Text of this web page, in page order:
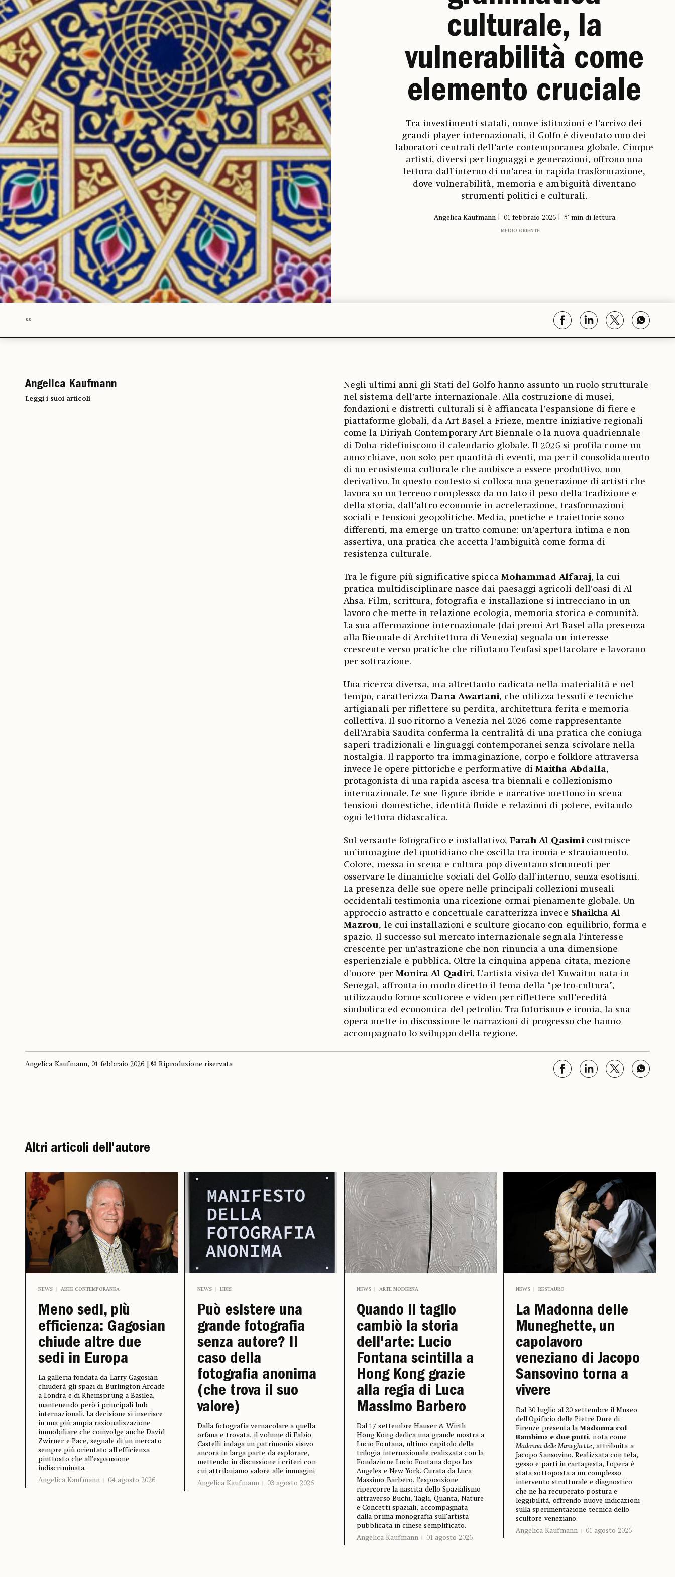
culturale, la
vulnerabilità come
elemento cruciale
Tra investimenti statali, nuove istituzioni e l’arrivo dei
grandi player internazionali, il Golfo è diventato uno dei
laboratori centrali dell’arte contemporanea globale. Cinque
artisti, diversi per linguaggi e generazioni, offrono una
lettura dall’interno di un’area in rapida trasformazione,
dove vulnerabilità, memoria e ambiguità diventano
strumenti politici e culturali.
Angelica Kaufmann 01 febbraio 2026 5' min di lettura
MEDIO ORIENTE
ss
Angelica Kaufmann
Leggi i suoi articoli
Negli ultimi anni gli Stati del Golfo hanno assunto un ruolo strutturale
nel sistema dell’arte internazionale. Alla costruzione di musei,
fondazioni e distretti culturali si è affiancata l’espansione di fiere e
piattaforme globali, da Art Basel a Frieze, mentre iniziative regionali
come la Diriyah Contemporary Art Biennale o la nuova quadriennale
di Doha ridefiniscono il calendario globale. Il 2026 si profila come un
anno chiave, non solo per quantità di eventi, ma per il consolidamento
di un ecosistema culturale che ambisce a essere produttivo, non
derivativo. In questo contesto si colloca una generazione di artisti che
lavora su un terreno complesso: da un lato il peso della tradizione e
della storia, dall’altro economie in accelerazione, trasformazioni
sociali e tensioni geopolitiche. Media, poetiche e traiettorie sono
differenti, ma emerge un tratto comune: un’apertura intima e non
assertiva, una pratica che accetta l’ambiguità come forma di
resistenza culturale.
Tra le figure più significative spicca Mohammad Alfaraj, la cui
pratica multidisciplinare nasce dai paesaggi agricoli dell’oasi di Al
Ahsa. Film, scrittura, fotografia e installazione si intrecciano in un
lavoro che mette in relazione ecologia, memoria storica e comunità.
La sua affermazione internazionale (dai premi Art Basel alla presenza
alla Biennale di Architettura di Venezia) segnala un interesse
crescente verso pratiche che rifiutano l’enfasi spettacolare e lavorano
per sottrazione.
Una ricerca diversa, ma altrettanto radicata nella materialità e nel
tempo, caratterizzaDana Awartani, che utilizza tessuti e tecniche
artigianali per riflettere su perdita, architettura ferita e memoria
collettiva. Il suo ritorno a Venezia nel 2026 come rappresentante
dell’Arabia Saudita conferma la centralità di una pratica che coniuga
saperi tradizionali e linguaggi contemporanei senza scivolare nella
nostalgia. Il rapporto tra immaginazione, corpo e folklore attraversa
invece le opere pittoriche e performative diMaitha Abdalla,
protagonista di una rapida ascesa tra biennali e collezionismo
internazionale. Le sue figure ibride e narrative mettono in scena
tensioni domestiche, identità fluide e relazioni di potere, evitando
ogni lettura didascalica.
Sul versante fotografico e installativo, Farah Al Qasimicostruisce
un’immagine del quotidiano che oscilla tra ironia e straniamento.
Colore, messa in scena e cultura pop diventano strumenti per
osservare le dinamiche sociali del Golfo dall’interno, senza esotismi.
La presenza delle sue opere nelle principali collezioni museali
occidentali testimonia una ricezione ormai pienamente globale. Un
approccio astratto e concettuale caratterizza invece Shaikha Al
Mazrou, le cui installazioni e sculture giocano con equilibrio, forma e
spazio. Il successo sul mercato internazionale segnala l’interesse
crescente per un’astrazione che non rinuncia a una dimensione
esperienziale e pubblica. Oltre la cinquina appena citata, mezione
d'onore per Monira Al Qadiri. L'artista visiva del Kuwaitm nata in
Senegal, affronta in modo diretto il tema della “petro-cultura”,
utilizzando forme scultoree e video per riflettere sull’eredità
simbolica ed economica del petrolio. Tra futurismo e ironia, la sua
opera mette in discussione le narrazioni di progresso che hanno
accompagnato lo sviluppo della regione.
Angelica Kaufmann, 01 febbraio 2026 | © Riproduzione riservata
Altri articoli dell'autore
NEWS ARTE CONTEMPORANEA
Meno sedi, più
efficienza: Gagosian
chiude altre due
sedi in Europa
La galleria fondata da Larry Gagosian
chiuderà gli spazi di Burlington Arcade
a Londra e di Rheinsprung a Basilea,
mantenendo però i principali hub
internazionali. La decisione si inserisce
in una più ampia razionalizzazione
immobiliare che coinvolge anche David
Zwirner e Pace, segnale di un mercato
sempre più orientato all'efficienza
piuttosto che all'espansione
indiscriminata.
Angelica Kaufmann
04 agosto 2026
NEWS LIBRI
Può esistere una
grande fotografia
senza autore? Il
caso della
fotografia anonima
(che trova il suo
valore)
Dalla fotografia vernacolare a quella
orfana e trovata, il volume di Fabio
Castelli indaga un patrimonio visivo
ancora in larga parte da esplorare,
mettendo in discussione i criteri con
cui attribuiamo valore alle immagini
Angelica Kaufmann
03 agosto 2026
NEWS ARTE MODERNA
Quando il taglio
cambiò la storia
dell'arte: Lucio
Fontana scintilla a
Hong Kong grazie
alla regia di Luca
Massimo Barbero
Dal 17 settembre Hauser & Wirth
Hong Kong dedica una grande mostra a
Lucio Fontana, ultimo capitolo della
trilogia internazionale realizzata con la
Fondazione Lucio Fontana dopo Los
Angeles e New York. Curata da Luca
Massimo Barbero, l'esposizione
ripercorre la nascita dello Spazialismo
attraverso Buchi, Tagli, Quanta, Nature
e Concetti spaziali, accompagnata
dalla prima monografia sull'artista
pubblicata in cinese semplificato.
Angelica Kaufmann
01 agosto 2026
NEWS RESTAURO
La Madonna delle
Muneghette, un
capolavoro
veneziano di Jacopo
Sansovino torna a
vivere
Dal 30 luglio al 30 settembre il Museo
dell’Opificio delle Pietre Dure di
Firenze presenta laMadonna col
Bambino e due putti, nota come
Madonna delle Muneghette, attribuita a
Jacopo Sansovino. Realizzata con tela,
gesso e parti in cartapesta, l’opera è
stata sottoposta a un complesso
intervento strutturale e diagnostico
che ne ha recuperato postura e
leggibilità, offrendo nuove indicazioni
sulla sperimentazione tecnica dello
scultore veneziano.
Angelica Kaufmann
01 agosto 2026